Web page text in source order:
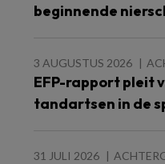
beginnende
3 AUGUSTUS 2026
EFP-rapport pleit
tandartsen in de
31 JULI 2026